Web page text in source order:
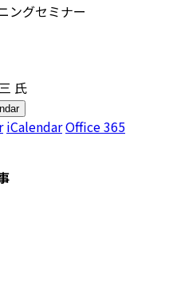
ングセミナー
氏
iCalendarOffice 365